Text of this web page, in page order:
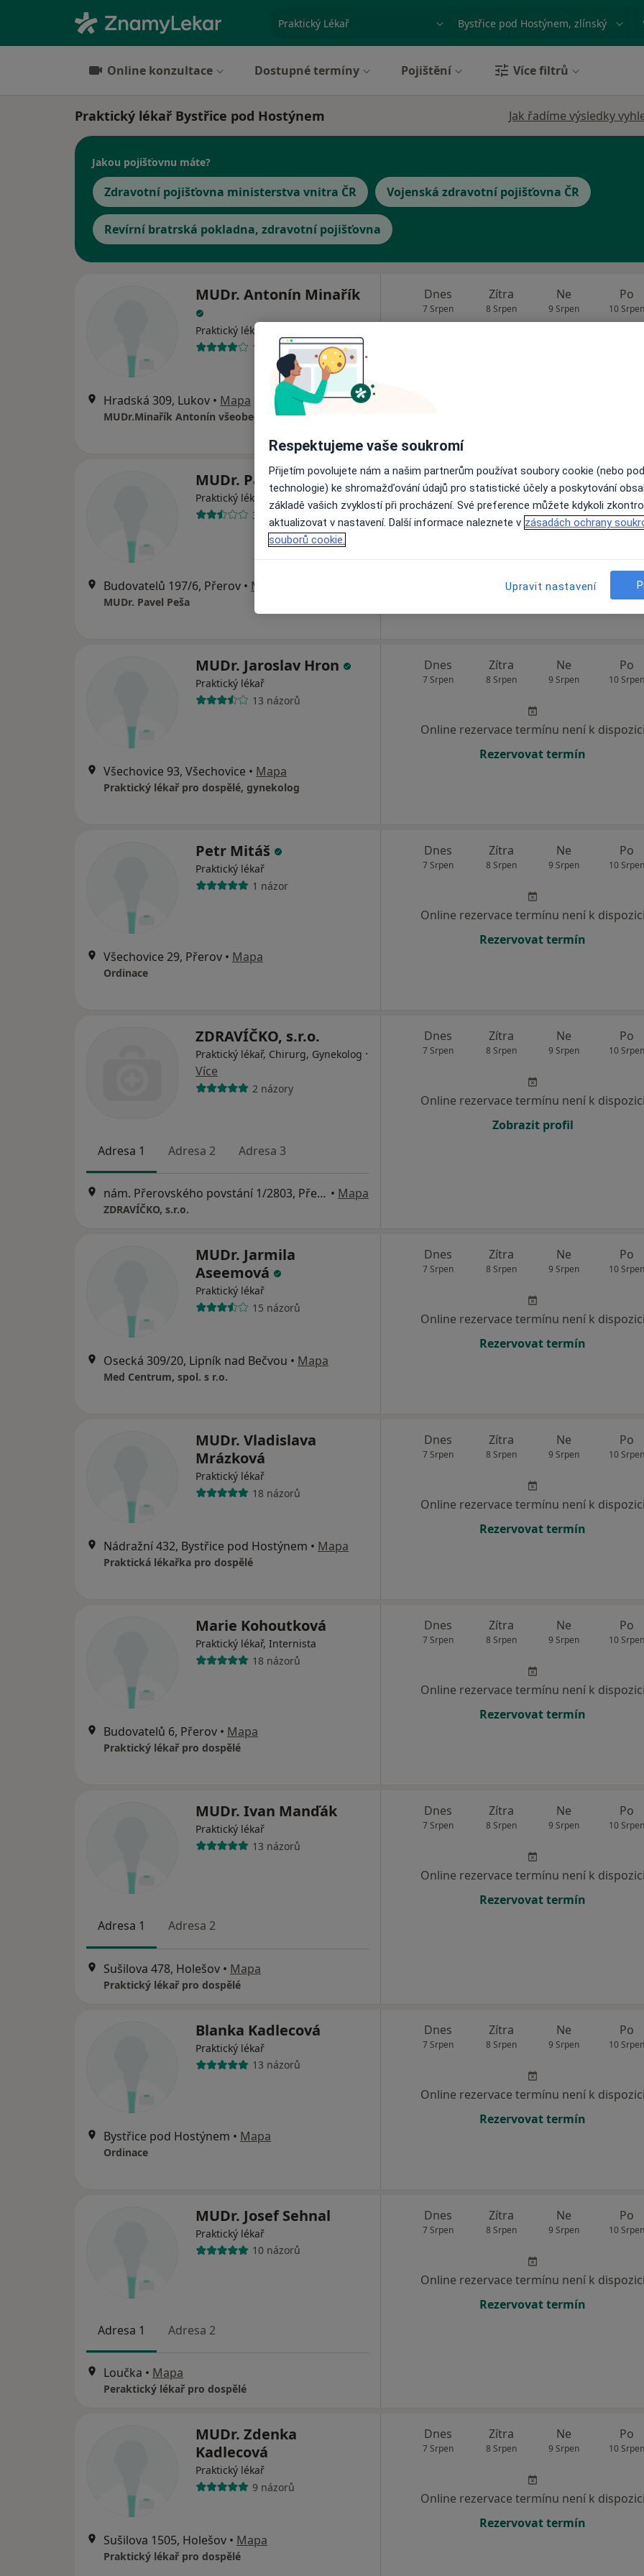
specializace, nemoc nebo příjmení Město nebo region
Online konzultace Dostupné termíny Pojištění Více filtrů
Praktický lékař Bystřice pod Hostýnem Jak řadíme výsledky
Jakou pojišťovnu máte?
Zdravotní pojišťovna ministerstva vnitra ČR Vojenská zdravotní pojišťovna ČR
Revírní bratrská pokladna, zdravotní pojišťovna
MUDr. Antonín Minařík
Praktický lékař
11 názorů
Hradská 309, Lukov • Mapa
MUDr.Minařík Antonín všeobecný praktický lékař
Dnes
7 Srpen
Zítra
8 Srpen
Ne
9 Srpen
Po
10 Srpen
MUDr. Pavel Peša
Praktický lékař
3 názory
Budovatelů 197/6, Přerov • Mapa
MUDr. Pavel Peša
Dnes
7 Srpen
Zítra
8 Srpen
Ne
9 Srpen
Po
10 Srpen
MUDr. Jaroslav Hron
Praktický lékař
13 názorů
Všechovice 93, Všechovice • Mapa
Praktický lékař pro dospělé, gynekolog
Dnes
7 Srpen
Zítra
8 Srpen
Ne
9 Srpen
Po
10 Srpen
Online rezervace termínu není k dispozici
Rezervovat termín
Petr Mitáš
Praktický lékař
1 názor
Všechovice 29, Přerov • Mapa
Ordinace
Dnes
7 Srpen
Zítra
8 Srpen
Ne
9 Srpen
Po
10 Srpen
Online rezervace termínu není k dispozici
Rezervovat termín
ZDRAVÍČKO, s.r.o.
Praktický lékař, Chirurg, Gynekolog ·
Více
2 názory
Adresa 1 Adresa 2 Adresa 3
nám. Přerovského povstání 1/2803, Přerov • Mapa
ZDRAVÍČKO, s.r.o.
Dnes
7 Srpen
Zítra
8 Srpen
Ne
9 Srpen
Po
10 Srpen
Online rezervace termínu není k dispozici
Zobrazit profil
MUDr. Jarmila
Aseemová
Praktický lékař
15 názorů
Osecká 309/20, Lipník nad Bečvou • Mapa
Med Centrum, spol. s r.o.
Dnes
7 Srpen
Zítra
8 Srpen
Ne
9 Srpen
Po
10 Srpen
Online rezervace termínu není k dispozici
Rezervovat termín
MUDr. Vladislava
Mrázková
Praktický lékař
18 názorů
Nádražní 432, Bystřice pod Hostýnem • Mapa
Praktická lékařka pro dospělé
Dnes
7 Srpen
Zítra
8 Srpen
Ne
9 Srpen
Po
10 Srpen
Online rezervace termínu není k dispozici
Rezervovat termín
Marie Kohoutková
Praktický lékař, Internista
18 názorů
Budovatelů 6, Přerov • Mapa
Praktický lékař pro dospělé
Dnes
7 Srpen
Zítra
8 Srpen
Ne
9 Srpen
Po
10 Srpen
Online rezervace termínu není k dispozici
Rezervovat termín
MUDr. Ivan Manďák
Praktický lékař
13 názorů
Adresa 1 Adresa 2
Sušilova 478, Holešov • Mapa
Praktický lékař pro dospělé
Dnes
7 Srpen
Zítra
8 Srpen
Ne
9 Srpen
Po
10 Srpen
Online rezervace termínu není k dispozici
Rezervovat termín
Blanka Kadlecová
Praktický lékař
13 názorů
Bystřice pod Hostýnem • Mapa
Ordinace
Dnes
7 Srpen
Zítra
8 Srpen
Ne
9 Srpen
Po
10 Srpen
Online rezervace termínu není k dispozici
Rezervovat termín
MUDr. Josef Sehnal
Praktický lékař
10 názorů
Adresa 1 Adresa 2
Loučka • Mapa
Peraktický lékař pro dospělé
Dnes
7 Srpen
Zítra
8 Srpen
Ne
9 Srpen
Po
10 Srpen
Online rezervace termínu není k dispozici
Rezervovat termín
MUDr. Zdenka
Kadlecová
Praktický lékař
9 názorů
Sušilova 1505, Holešov • Mapa
Praktický lékař pro dospělé
Dnes
7 Srpen
Zítra
8 Srpen
Ne
9 Srpen
Po
10 Srpen
Online rezervace termínu není k dispozici
Rezervovat termín
Respektujeme vaše soukromí
Přijetím povolujete nám a našim partnerům používat soubory cookie (nebo
technologie) ke shromažďování údajů pro statistické účely a poskytování
základě vašich zvyklostí při procházení. Své preference můžete kdykoli
aktualizovat v nastavení. Další informace naleznete v zásadách ochrany
souborů cookie.
Upravit nastavení